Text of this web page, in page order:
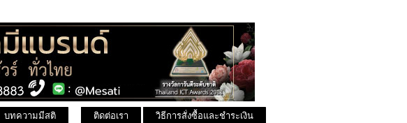
บทความมีสติ วิธีการสั่งซื้อและชำระเงิน
ติดต่อเรา